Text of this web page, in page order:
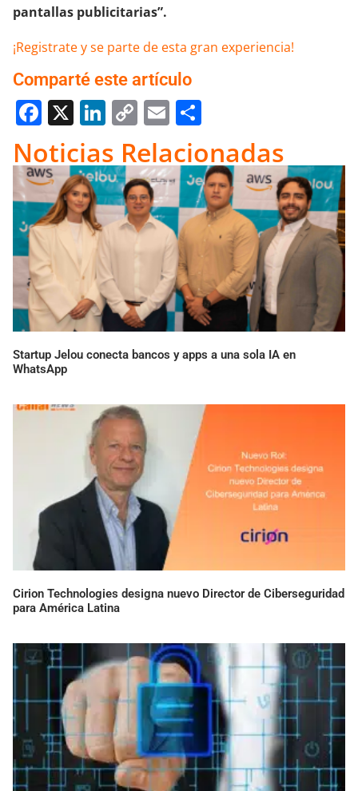
pantallas publicitarias”.
¡Registrate y se parte de esta gran experiencia!
Comparté este artículo
Facebook
X LinkedIn
Copy
Link
Email
Noticias Relacionadas
Startup Jelou conecta bancos y apps a una sola IA en
WhatsApp
Cirion Technologies designa nuevo Director de Ciberseguridad
para América Latina